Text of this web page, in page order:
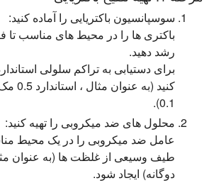
سوسپانسیون باکتریایی را آماده کنید:
باکتری ها را در محیط های مناسب تا
رشد دهید.
برای دستیابی به تراکم سلولی
0.1).
محلول های ضد میکروبی را تهیه کنید:
عامل ضد میکروبی را در یک محیط
طیف وسیعی از غلظت ها (به عنوان
دوگانه) ایجاد شود.